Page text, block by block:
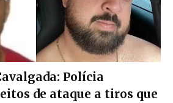
Polícia
de ataque a tiros que